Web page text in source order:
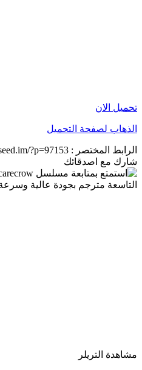
تحميل الان
الذهاب لصفحة التحميل
الرابط المختصر : ?p=97153
شارك مع اصدقائك
مشاهدة التريلر